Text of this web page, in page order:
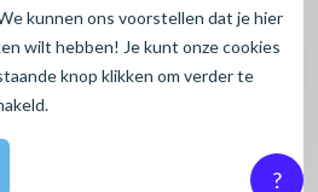
kunnen ons voorstellen dat je hier
wilt hebben! Je kunt onze cookies
knop klikken om verder te
Shopro.
voorbehouden.
?